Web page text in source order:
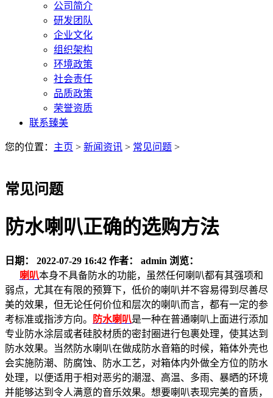
公司简介
研发团队
企业文化
组织架构
环境政策
社会责任
品质政策
荣誉资质
联系臻美
您的位置： 主页 > 新闻资讯 > 常见问题 >
常见问题
防水喇叭正确的选购方法
日期： 2022-07-29 16:42 作者： admin 浏览：
喇叭本身不具备防水的功能，虽然任何喇叭都有其强项和
弱点，尤其在有限的预算下，低价的喇叭并不容易得到尽善尽
美的效果，但无论任何价位和层次的喇叭而言，都有一定的参
考标准或指涉方向。
防水喇叭是一种在普通喇叭上面进行添加
专业防水涂层或者硅胶材质的密封圈进行包裹处理，使其达到
防水效果。当然防水喇叭在做成防水音箱的时候，箱体外壳也
会实施防潮、防腐蚀、防水工艺，对箱体内外做全方位的防水
处理，以便适用于相对恶劣的潮湿、高温、多雨、暴晒的环境
并能够达到令人满意的音乐效果。想要喇叭表现完美的音质，